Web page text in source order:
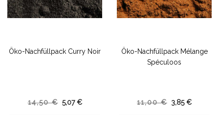
Öko-Nachfüllpack Curry Noir
14,50 € 5,07 €
Öko-Nachfüllpack Mélange
Spéculoos
11,00 € 3,85 €